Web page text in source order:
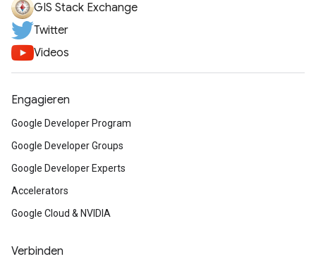
GIS Stack Exchange
Twitter
Videos
Engagieren
Google Developer Program
Google Developer Groups
Google Developer Experts
Accelerators
Google Cloud & NVIDIA
Verbinden